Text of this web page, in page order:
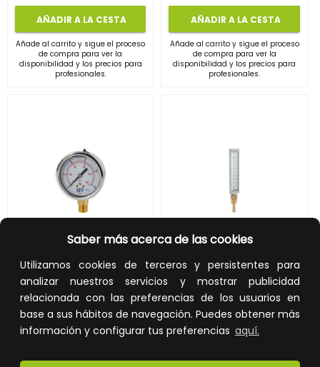
Saber más acerca de las cookies
Utilizamos cookies de terceros y persistentes para
analizar nuestros servicios y mostrar publicidad
relacionada con las preferencias de los usuarios en
base a sus hábitos de navegación. Puedes obtener más
información y configurar tus preferencias aquí.
AÑADIR A LA CESTA
Añade al carrito y sigue el proceso
de compra para ver la
disponibilidad y los precios para
profesionales.
AÑADIR A LA CESTA
Añade al carrito y sigue el proceso
de compra para ver la
disponibilidad y los precios para
profesionales.
MANÓMETRO INFERIOR NPT DIÁMETRO 63 GLICERINA 0-16 INOXIDABLE
REF:3822N 016
15,84 €
Impuestos no incluidos.
REF: 8046 120
52,34 €
Impuestos no incluidos.